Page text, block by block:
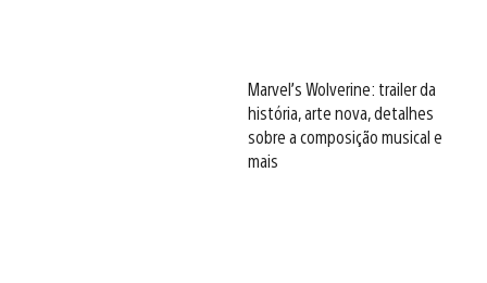
Marvel’s Wolverine: trailer da
história, arte nova, detalhes
sobre a composição musical e
mais